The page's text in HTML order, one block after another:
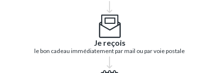
Je reçois
le bon cadeau immédiatement par mail ou par voie postale